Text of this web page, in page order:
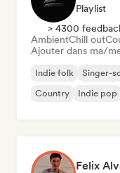
Playlist
> 4300
AmbientChill out
Ajouter dans ma/
Indie folk Singer-
Country
Indie pop
Felix